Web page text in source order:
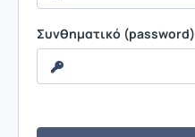
Συνθηματικό (password)